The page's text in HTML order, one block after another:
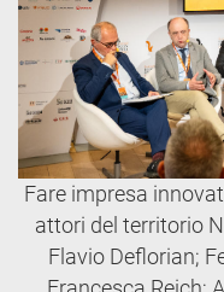
Fare impresa
attori del territorio
Flavio Deflorian;